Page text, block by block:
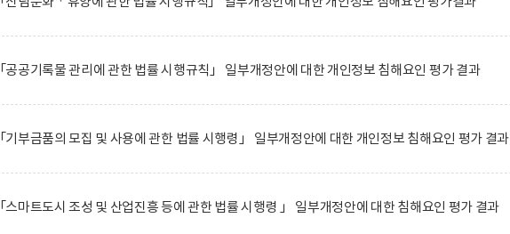
「공공기록물 관리에 관한 법률 시행규칙」 일부개정안에 대한 개인정보 침해요인 평가 결과
「기부금품의 모집 및 사용에 관한 법률 시행령」 일부개정안에 대한 개인정보 침해요인 평가 결과
「스마트도시 조성 및 산업진흥 등에 관한 법률 시행령 」 일부개정안에 대한 침해요인 평가 결과